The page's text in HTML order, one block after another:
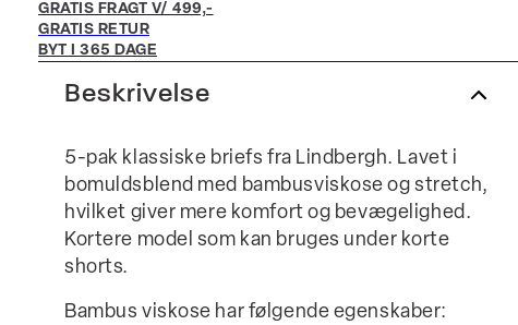
GRATIS FRAGT V/ 499,-
GRATIS RETUR
BYT I 365 DAGE
Beskrivelse
5-pak klassiske briefs fra Lindbergh. Lavet i
bomuldsblend med bambusviskose og stretch,
hvilket giver mere komfort og bevægelighed.
Kortere model som kan bruges under korte
shorts.
Bambus viskose har følgende egenskaber: